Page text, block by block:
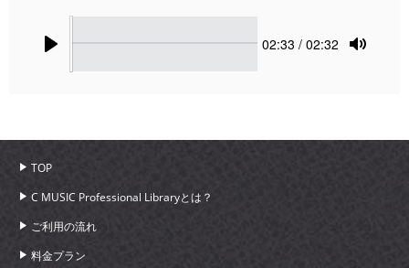
Current
02:33 / 02:32
TOP
C MUSIC Professional Libraryとは？
ご利用の流れ
料金プラン